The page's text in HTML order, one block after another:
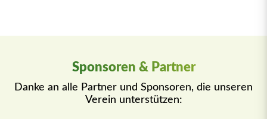
Sponsoren & Partner
Danke an alle Partner und Sponsoren, die unseren
Verein unterstützen: